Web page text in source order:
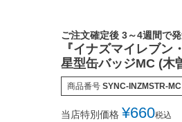
ご注文確定後 3～4週間で
『イナズマイレブン
星型缶バッジMC (木
商品番号 SYNC-INZMSTR-MC
当店特別価格 ¥660税込